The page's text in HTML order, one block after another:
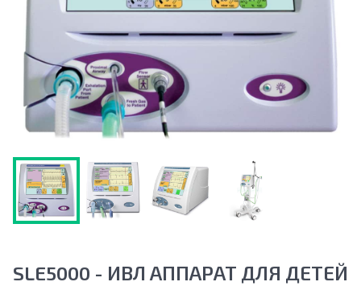
SLE5000 - ИВЛ АППАРАТ ДЛЯ ДЕТЕЙ